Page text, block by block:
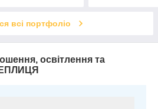
всі портфоліо
освітлення та